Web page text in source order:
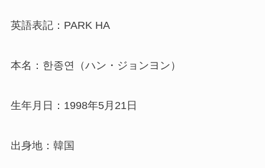
英語表記：PARK HA
本名：한종연（ハン・ジョンヨン）
生年月日：1998年5月21日
出身地：韓国